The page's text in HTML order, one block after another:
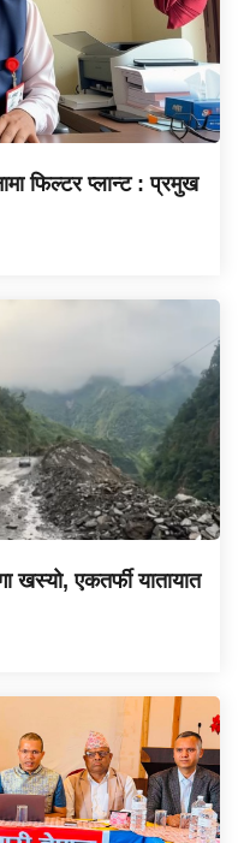
फिल्टर प्लान्ट : प्रमुख
खस्यो, एकतर्फी यातायात